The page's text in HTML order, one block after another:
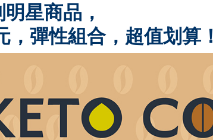
星商品，
，彈性組合，超值划算！